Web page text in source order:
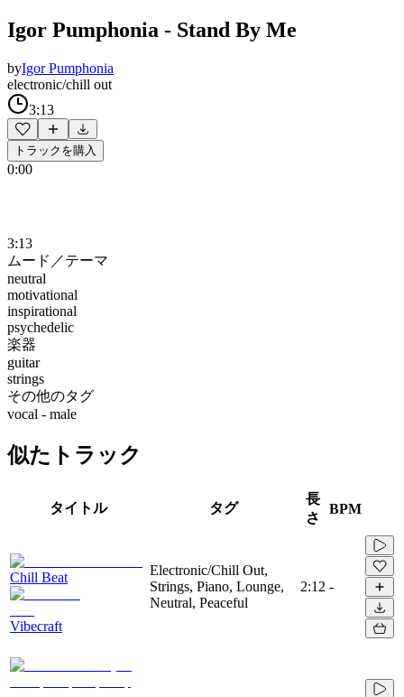
Igor Pumphonia - Stand By Me
byIgor Pumphonia
electronic/chill out
3:13
トラックを購入
0:00
3:13
ムード／テーマ
neutral
motivational
inspirational
psychedelic
楽器
guitar
strings
その他のタグ
vocal - male
似たトラック
タイトル タグ
長
さ
BPM
Chill Beat
Vibecraft
Electronic/Chill Out,
Strings, Piano, Lounge,
Neutral, Peaceful
2:12 -